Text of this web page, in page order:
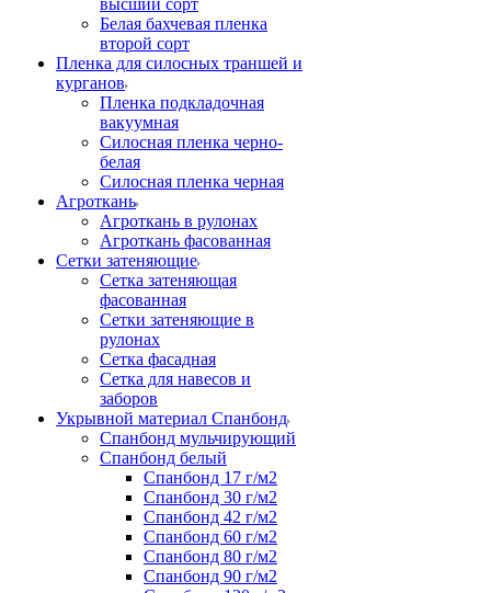
высший сорт
Белая бахчевая пленка
второй сорт
Пленка для силосных траншей и
курганов
Пленка подкладочная
вакуумная
Силосная пленка черно-
белая
Силосная пленка черная
Агроткань
Агроткань в рулонах
Агроткань фасованная
Сетки затеняющие
Сетка затеняющая
фасованная
Сетки затеняющие в
рулонах
Сетка фасадная
Сетка для навесов и
заборов
Укрывной материал Спанбонд
Спанбонд мульчирующий
Спанбонд белый
Спанбонд 17 г/м2
Спанбонд 30 г/м2
Спанбонд 42 г/м2
Спанбонд 60 г/м2
Спанбонд 80 г/м2
Спанбонд 90 г/м2